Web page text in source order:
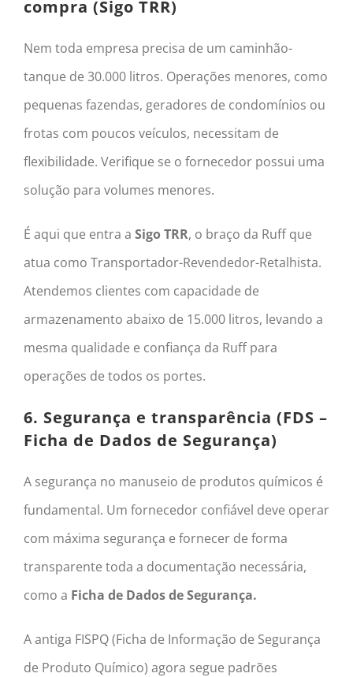
compra (Sigo TRR)
Nem toda empresa precisa de um caminhão-
tanque de 30.000 litros. Operações menores, como
pequenas fazendas, geradores de condomínios ou
frotas com poucos veículos, necessitam de
flexibilidade. Verifique se o fornecedor possui uma
solução para volumes menores.
É aqui que entra a Sigo TRR, o braço da Ruff que
atua como Transportador-Revendedor-Retalhista.
Atendemos clientes com capacidade de
armazenamento abaixo de 15.000 litros, levando a
mesma qualidade e confiança da Ruff para
operações de todos os portes.
6. Segurança e transparência (FDS –
Ficha de Dados de Segurança)
A segurança no manuseio de produtos químicos é
fundamental. Um fornecedor confiável deve operar
com máxima segurança e fornecer de forma
transparente toda a documentação necessária,
como a Ficha de Dados de Segurança.
A antiga FISPQ (Ficha de Informação de Segurança
de Produto Químico) agora segue padrões